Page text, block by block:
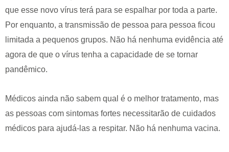
que esse novo vírus terá para se espalhar por toda a parte.
Por enquanto, a transmissão de pessoa para pessoa ficou
limitada a pequenos grupos. Não há nenhuma evidência até
agora de que o vírus tenha a capacidade de se tornar
pandêmico.
Médicos ainda não sabem qual é o melhor tratamento, mas
as pessoas com sintomas fortes necessitarão de cuidados
médicos para ajudá-las a respitar. Não há nenhuma vacina.